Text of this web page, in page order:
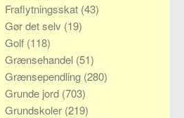
Fraflytningsskat (43)
Gør det selv (19)
Golf (118)
Grænsehandel (51)
Grænsependling (280)
Grunde jord (703)
Grundskoler (219)